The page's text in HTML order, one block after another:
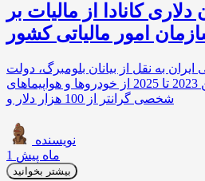
میلیون دلاری کانادا از مالیات بر
امور مالیاتی کشور
به نقل از بی‏ان‏ان بلومبرگ، دولت
کانادا در سال های مالی بین 2023 تا 2025 از خودروها و هواپیماهای
شخصی گران‏تر از 100 هزار دلار و
نویسنده
1 ماه پیش
بیشتر بخوانید